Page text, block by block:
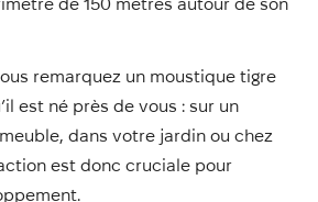
de 150 mètres autour de son
remarquez un moustique tigre
est né près de vous : sur un
dans votre jardin ou chez
est donc cruciale pour